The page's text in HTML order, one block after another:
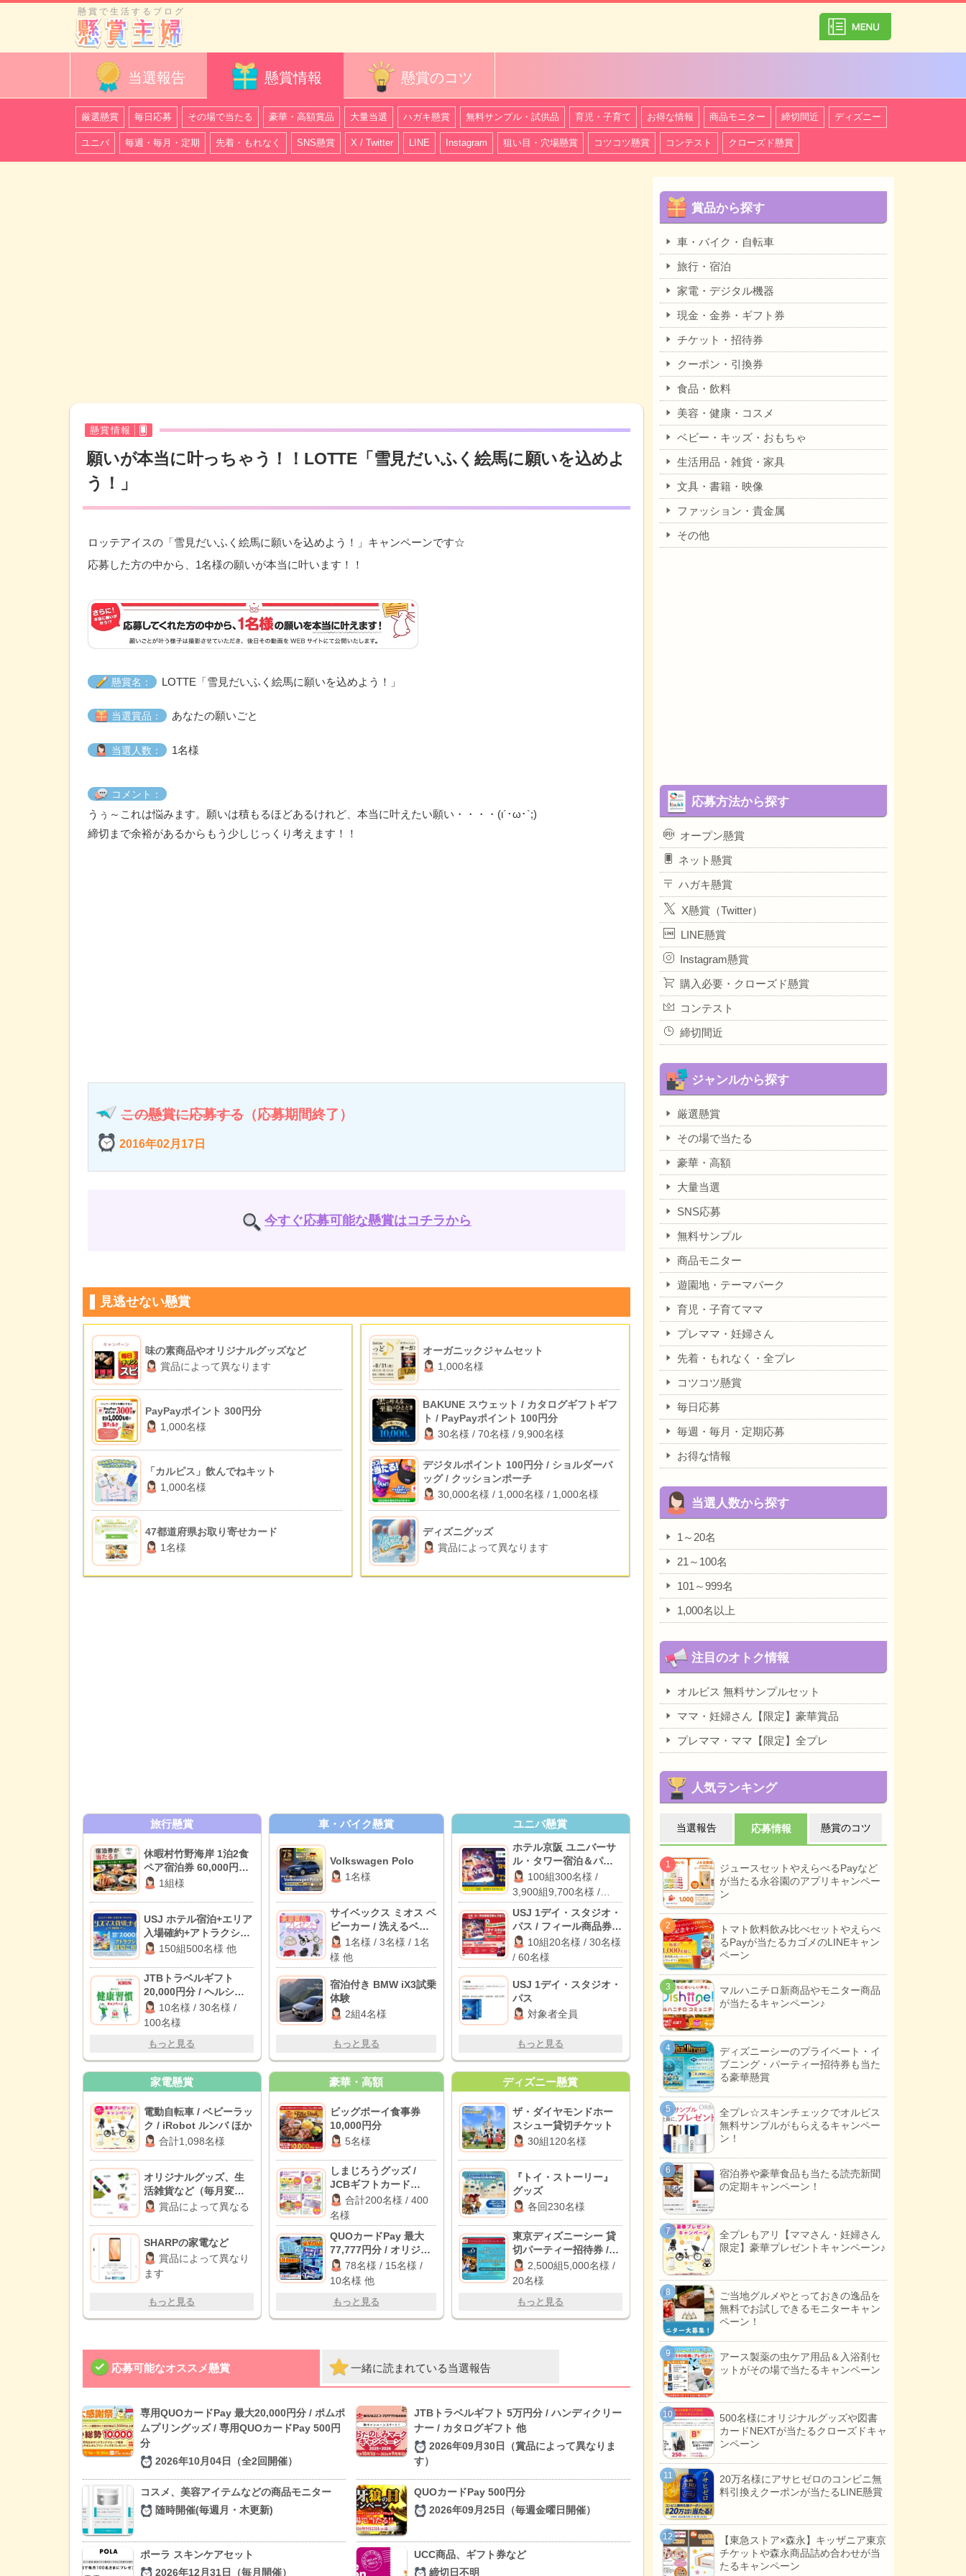
懸賞で生活するブログ
当選報告 懸賞情報 懸賞のコツ
厳選懸賞 毎日応募 その場で当たる 豪華・高額賞品 大量当選 ハガキ懸賞 無料サンプル・試供品 育児・子育て お得な情報 商品モニター 締切間近 ディズニー
ユニバ 毎週・毎月・定期 先着・もれなく SNS懸賞 X / Twitter LINE Instagram 狙い目・穴場懸賞 コツコツ懸賞 コンテスト クローズド懸賞
懸賞情報
願いが本当に叶っちゃう！！LOTTE「雪見だいふく絵馬に願いを込めよ
う！」
ロッテアイスの「雪見だいふく絵馬に願いを込めよう！」キャンペーンです☆
応募した方の中から、1名様の願いが本当に叶います！！
懸賞名： LOTTE「雪見だいふく絵馬に願いを込めよう！」
当選賞品： あなたの願いごと
当選人数： 1名様
コメント：
うぅ～これは悩みます。願いは積もるほどあるけれど、本当に叶えたい願い・・・・(ι´･ω･`;)
締切まで余裕があるからもう少しじっくり考えます！！
この懸賞に応募する （応募期間終了）
2016年02月17日
今すぐ応募可能な懸賞はコチラから
見逃せない懸賞
味の素商品やオリジナルグッズなど
賞品によって異なります
PayPayポイント 300円分
1,000名様
「カルピス」飲んでねキット
1,000名様
47都道府県お取り寄せカード
1名様
オーガニックジャムセット
1,000名様
BAKUNE スウェット / カタログギフトギフ
ト / PayPayポイント 100円分
30名様 / 70名様 / 9,900名様
デジタルポイント 100円分 / ショルダーバ
ッグ / クッションポーチ
30,000名様 / 1,000名様 / 1,000名様
ディズニグッズ
賞品によって異なります
旅行懸賞
休暇村竹野海岸 1泊2食
ペア宿泊券 60,000円相
当 1組様
USJ ホテル宿泊+エリア
入場確約+アトラクショ
ン貸切 他
150組500名様 他
JTBトラベルギフト
20,000円分 / ヘルシア
うまみ緑茶 1ケース / え
らべるPay 1,000円分
10名様 / 30名様 /
100名様
もっと見る
車・バイク懸賞
Volkswagen Polo
1名様
サイベックス ミオス ベ
ビーカー / 洗えるベビ
ー布団セット / パナソ
ニック 電動自転車 他
1名様 / 3名様 / 1名
様 他
宿泊付き BMW iX3試乗
体験
2組4名様
もっと見る
ユニバ懸賞
ホテル京阪 ユニバーサ
ル・タワー宿泊＆パー
ク貸切イベント / パーク
貸切イベント招待 / 1万
円キャッシュバック
100組300名様 /
3,900組9,700名様 /
2,000名様
USJ 1デイ・スタジオ・
パス / フィール商品券
3,000円分 / Coke ON
ドリンクチケット
10組20名様 / 30名様
/ 60名様
USJ 1デイ・スタジオ・
パス
対象者全員
もっと見る
家電懸賞
電動自転車 / ベビーラッ
ク / iRobot ルンバ ほか
合計1,098名様
オリジナルグッズ、生
活雑貨など（毎月変
動）賞品によって異なる
SHARPの家電など
賞品によって異なり
ます
もっと見る
豪華・高額
ビッグボーイ食事券
10,000円分
5名様
しまじろうグッズ /
JCBギフトカード
1,000円分
合計200名様 / 400
名様
QUOカードPay 最大
77,777円分 / オリジナ
ルはっぴ / BIGバスタ
オル 他
78名様 / 15名様 /
10名様 他
もっと見る
ディズニー懸賞
ザ・ダイヤモンドホー
スシュー貸切チケット
30組120名様
『トイ・ストーリー』
グッズ
各回230名様
東京ディズニーシー 貸
切パーティー招待券 /
JALグループ国内線往復
航空券
2,500組5,000名様 /
20名様
もっと見る
応募可能なオススメ懸賞 一緒に読まれている当選報告
専用QUOカードPay 最大20,000円分 / ポムポ
ムプリングッズ / 専用QUOカードPay 500円
分
2026年10月04日（全2回開催）
JTBトラベルギフト 5万円分 / ハンディクリー
ナー / カタログギフト 他
2026年09月30日（賞品によって異なりま
す）
コスメ、美容アイテムなどの商品モニター
随時開催(毎週月・木更新)
QUOカードPay 500円分
2026年09月25日（毎週金曜日開催）
ポーラ スキンケアセット
2026年12月31日（毎月開催）
UCC商品、ギフト券など
締切日不明
賞品から探す
車・バイク・自転車
旅行・宿泊
家電・デジタル機器
現金・金券・ギフト券
チケット・招待券
クーポン・引換券
食品・飲料
美容・健康・コスメ
ベビー・キッズ・おもちゃ
生活用品・雑貨・家具
文具・書籍・映像
ファッション・貴金属
その他
応募方法から探す
オープン懸賞
ネット懸賞
ハガキ懸賞
X懸賞（Twitter）
LINE懸賞
Instagram懸賞
購入必要・クローズド懸賞
コンテスト
締切間近
ジャンルから探す
厳選懸賞
その場で当たる
豪華・高額
大量当選
SNS応募
無料サンプル
商品モニター
遊園地・テーマパーク
育児・子育てママ
プレママ・妊婦さん
先着・もれなく・全プレ
コツコツ懸賞
毎日応募
毎週・毎月・定期応募
お得な情報
当選人数から探す
1～20名
21～100名
101～999名
1,000名以上
注目のオトク情報
オルビス 無料サンプルセット
ママ・妊婦さん【限定】豪華賞品
プレママ・ママ【限定】全プレ
人気ランキング
当選報告 応募情報 懸賞のコツ
ジュースセットやえらべるPayなど
が当たる永谷園のアプリキャンペー
ン
トマト飲料飲み比べセットやえらべ
るPayが当たるカゴメのLINEキャン
ペーン
マルハニチロ新商品やモニター商品
が当たるキャンペーン♪
ディズニーシーのプライベート・イ
ブニング・パーティー招待券も当た
る豪華懸賞
全プレ☆スキンチェックでオルビス
無料サンプルがもらえるキャンペー
ン！
宿泊券や豪華食品も当たる読売新聞
の定期キャンペーン！
全プレもアリ【ママさん・妊婦さん
限定】豪華プレゼントキャンペーン♪
ご当地グルメやとっておきの逸品を
無料でお試しできるモニターキャン
ペーン！
アース製薬の虫ケア用品＆入浴剤セ
ットがその場で当たるキャンペーン
500名様にオリジナルグッズや図書
カードNEXTが当たるクローズドキャ
ンペーン
20万名様にアサヒゼロのコンビニ無
料引換えクーポンが当たるLINE懸賞
【東急ストア×森永】キッザニア東京
チケットや森永商品詰め合わせが当
たるキャンペーン